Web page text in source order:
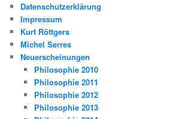
Datenschutzerklärung
Impressum
Kurt Röttgers
Michel Serres
Neuerscheinungen
Philosophie 2010
Philosophie 2011
Philosophie 2012
Philosophie 2013